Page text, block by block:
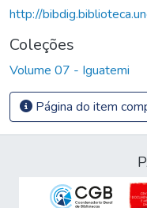
http://
Coleções
Volume 07 - Iguatemi
Página do item